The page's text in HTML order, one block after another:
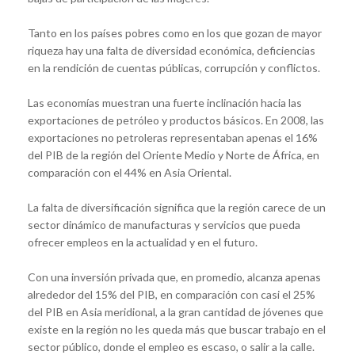
Tanto en los países pobres como en los que gozan de mayor
riqueza hay una falta de diversidad económica, deficiencias
en la rendición de cuentas públicas, corrupción y conflictos.
Las economías muestran una fuerte inclinación hacia las
exportaciones de petróleo y productos básicos. En 2008, las
exportaciones no petroleras representaban apenas el 16%
del PIB de la región del Oriente Medio y Norte de África, en
comparación con el 44% en Asia Oriental.
La falta de diversificación significa que la región carece de un
sector dinámico de manufacturas y servicios que pueda
ofrecer empleos en la actualidad y en el futuro.
Con una inversión privada que, en promedio, alcanza apenas
alrededor del 15% del PIB, en comparación con casi el 25%
del PIB en Asia meridional, a la gran cantidad de jóvenes que
existe en la región no les queda más que buscar trabajo en el
sector público, donde el empleo es escaso, o salir a la calle.